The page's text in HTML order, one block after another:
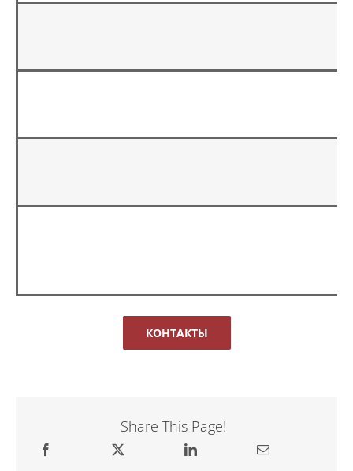
КОНТАКТЫ
Share This Page!